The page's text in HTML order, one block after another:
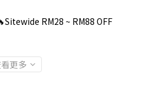
RM28 ~ RM88 OFF
更多